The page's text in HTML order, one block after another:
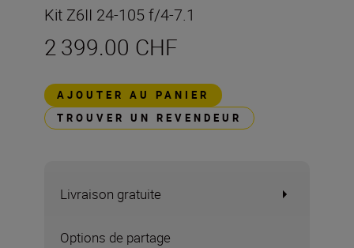
Kit Z6II 24-105 f/4-7.1
2 399.00 CHF
AJOUTER AU PANIER
TROUVER UN REVENDEUR
Livraison gratuite
Options de partage